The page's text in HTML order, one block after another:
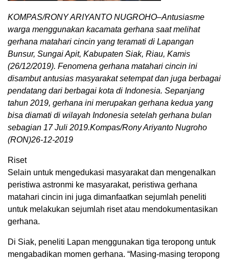
KOMPAS/RONY ARIYANTO NUGROHO–Antusiasme
warga menggunakan kacamata gerhana saat melihat
gerhana matahari cincin yang teramati di Lapangan
Bunsur, Sungai Apit, Kabupaten Siak, Riau, Kamis
(26/12/2019). Fenomena gerhana matahari cincin ini
disambut antusias masyarakat setempat dan juga berbagai
pendatang dari berbagai kota di Indonesia. Sepanjang
tahun 2019, gerhana ini merupakan gerhana kedua yang
bisa diamati di wilayah Indonesia setelah gerhana bulan
sebagian 17 Juli 2019.Kompas/Rony Ariyanto Nugroho
(RON)26-12-2019
Riset
Selain untuk mengedukasi masyarakat dan mengenalkan
peristiwa astronmi ke masyarakat, peristiwa gerhana
matahari cincin ini juga dimanfaatkan sejumlah peneliti
untuk melakukan sejumlah riset atau mendokumentasikan
gerhana.
Di Siak, peneliti Lapan menggunakan tiga teropong untuk
mengabadikan momen gerhana. “Masing-masing teropong